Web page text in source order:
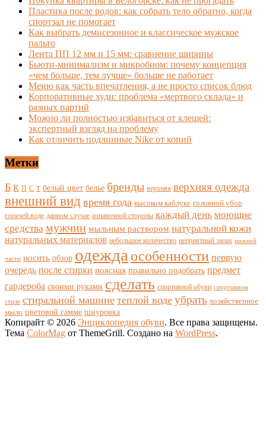
Пластика после родов: как собрать тело обратно, когда
спортзал не помогает
Как выбрать демисезонное и классическое мужское
пальто
Лента ПП 12 мм и 15 мм: сравнение ширины
Бьюти-минимализм и микробиом: почему концепция
«чем больше, тем лучше» больше не работает
Меню как часть впечатления, а не просто список блюд
Корпоративные худи: проблема «мертвого склада» и
разных партий
Можно ли полностью избавиться от клещей:
экспертный взгляд на проблему
Как отличить подлинные Nike от копий
Метки
Б К П С Т белый цвет белье бренды верхняя верхняя одежда
внешний вид время года высоком каблуке головной убор
горячей воде данном случае изнаночной стороны каждый день моющие
средства мужчин мыльным раствором натуральной кожи
натуральных материалов небольшое количество неприятный запах нижней
части носить обзор одежда особенности первую
очередь после стирки поясная правильно подобрать предмет
гардероба своими руками сделать спортивной обуви спортивном
стиле стиральной машине теплой воде убрать хозяйственное
мыло цветовой гамме шнуровка
Копирайт © 2026 Энциклопедия обуви. Все права защищены.
Тема ColorMag от ThemeGrill. Создано на WordPress.